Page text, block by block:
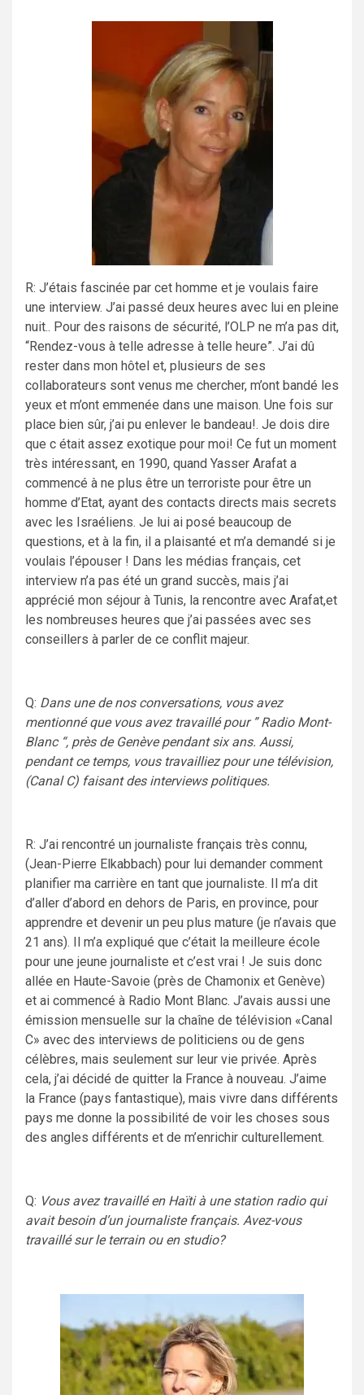
R: J’étais fascinée par cet homme et je voulais faire
une interview. J’ai passé deux heures avec lui en pleine
nuit.. Pour des raisons de sécurité, l’OLP ne m’a pas dit,
“Rendez-vous à telle adresse à telle heure”. J’ai dû
rester dans mon hôtel et, plusieurs de ses
collaborateurs sont venus me chercher, m’ont bandé les
yeux et m’ont emmenée dans une maison. Une fois sur
place bien sûr, j’ai pu enlever le bandeau!. Je dois dire
que c était assez exotique pour moi! Ce fut un moment
très intéressant, en 1990, quand Yasser Arafat a
commencé à ne plus être un terroriste pour être un
homme d’Etat, ayant des contacts directs mais secrets
avec les Israéliens. Je lui ai posé beaucoup de
questions, et à la fin, il a plaisanté et m’a demandé si je
voulais l’épouser ! Dans les médias français, cet
interview n’a pas été un grand succès, mais j’ai
apprécié mon séjour à Tunis, la rencontre avec Arafat,et
les nombreuses heures que j’ai passées avec ses
conseillers à parler de ce conflit majeur.
Q: Dans une de nos conversations, vous avez
mentionné que vous avez travaillé pour ” Radio Mont-
Blanc “, près de Genève pendant six ans. Aussi,
pendant ce temps, vous travailliez pour une télévision,
(Canal C) faisant des interviews politiques.
R: J’ai rencontré un journaliste français très connu,
(Jean-Pierre Elkabbach) pour lui demander comment
planifier ma carrière en tant que journaliste. Il m’a dit
d’aller d’abord en dehors de Paris, en province, pour
apprendre et devenir un peu plus mature (je n’avais que
21 ans). Il m’a expliqué que c’était la meilleure école
pour une jeune journaliste et c’est vrai ! Je suis donc
allée en Haute-Savoie (près de Chamonix et Genève)
et ai commencé à Radio Mont Blanc. J’avais aussi une
émission mensuelle sur la chaîne de télévision «Canal
C» avec des interviews de politiciens ou de gens
célèbres, mais seulement sur leur vie privée. Après
cela, j’ai décidé de quitter la France à nouveau. J’aime
la France (pays fantastique), mais vivre dans différents
pays me donne la possibilité de voir les choses sous
des angles différents et de m’enrichir culturellement.
Q: Vous avez travaillé en Haïti à une station radio qui
avait besoin d’un journaliste français. Avez-vous
travaillé sur le terrain ou en studio?